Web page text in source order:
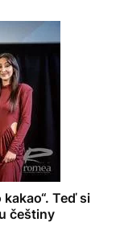
Teď si
češtiny